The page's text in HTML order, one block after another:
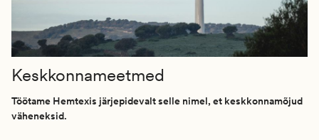
Keskkonnameetmed
Töötame Hemtexis järjepidevalt selle nimel, et keskkonnamõjud
väheneksid.